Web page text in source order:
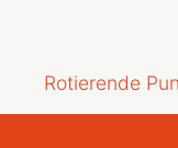
Rotierende